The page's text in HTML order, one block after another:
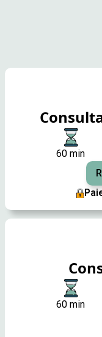
60 min
60 min